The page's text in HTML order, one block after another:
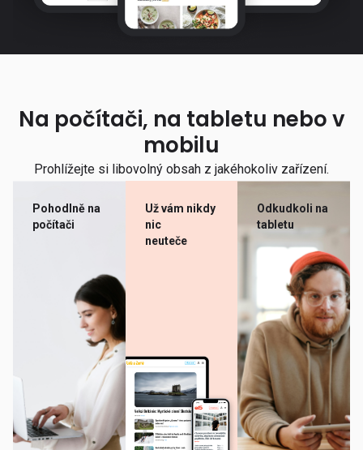
Na počítači, na tabletu nebo v
mobilu
Prohlížejte si libovolný obsah z jakéhokoliv zařízení.
Pohodlně na
počítači
Už vám nikdy
nic
neuteče
Odkudkoli na
tabletu